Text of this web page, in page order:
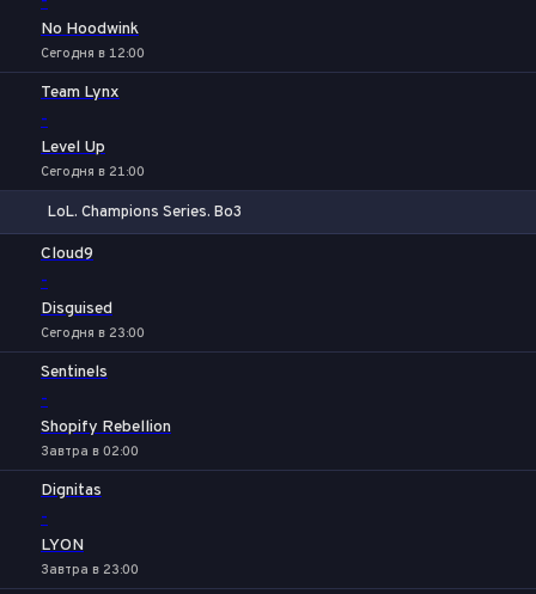
No Hoodwink
Сегодня в 12:00
Team Lynx
-
Level Up
Сегодня в 21:00
LoL. Champions Series. Bo3
Cloud9
-
Disguised
Сегодня в 23:00
Sentinels
-
Shopify Rebellion
Завтра в 02:00
Dignitas
-
LYON
Завтра в 23:00